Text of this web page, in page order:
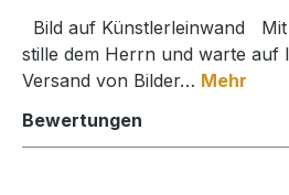
Bild auf Künstlerleinwand Mit
stille dem Herrn und warte auf
Versand von Bilder… Mehr
Bewertungen